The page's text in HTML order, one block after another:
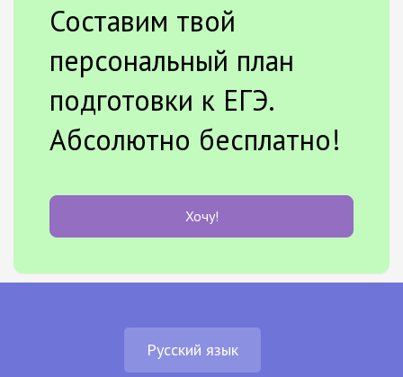
Составим твой
персональный план
подготовки к ЕГЭ.
Абсолютно бесплатно!
Хочу!
Русский язык